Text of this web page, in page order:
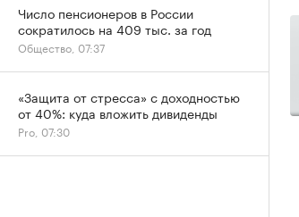
Число пенсионеров в России
сократилось на 409 тыс. за год
Общество, 07:37
«Защита от стресса» с доходностью
от 40%: куда вложить дивиденды
Pro, 07:30